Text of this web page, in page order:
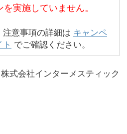
を実施していません。
注意事項の詳細は キャンペ
でご確認ください。
式会社インターメスティック